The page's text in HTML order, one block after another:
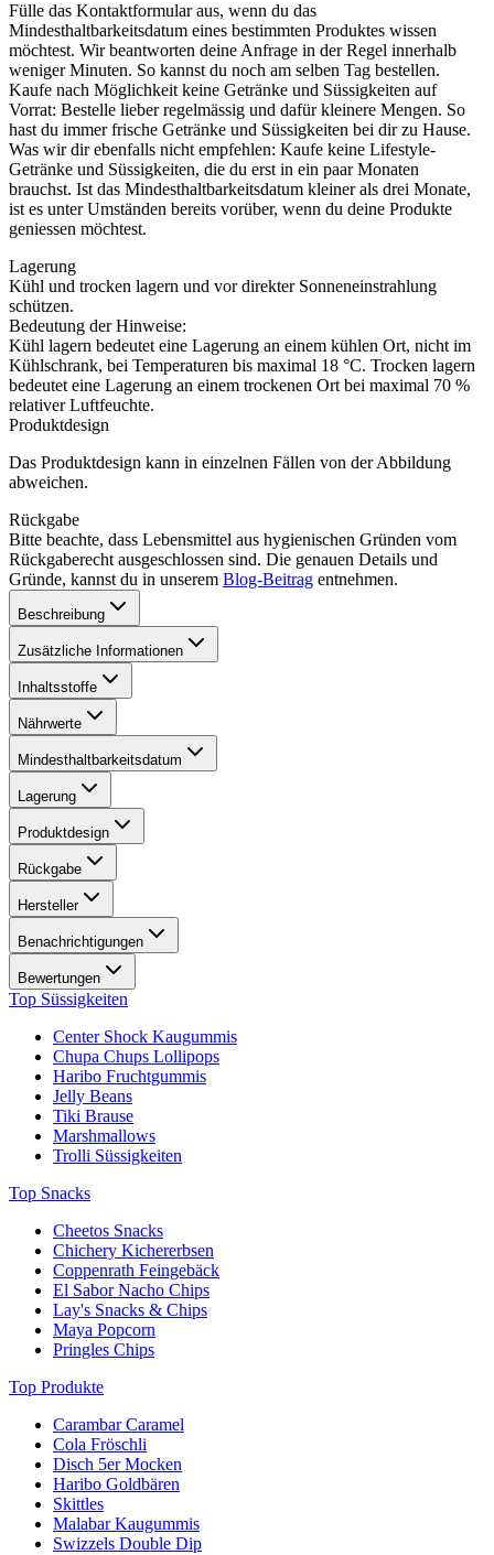
Fülle das Kontaktformular aus, wenn du das
Mindesthaltbarkeitsdatum eines bestimmten Produktes wissen
möchtest. Wir beantworten deine Anfrage in der Regel innerhalb
weniger Minuten. So kannst du noch am selben Tag bestellen.
Kaufe nach Möglichkeit keine Getränke und Süssigkeiten auf
Vorrat: Bestelle lieber regelmässig und dafür kleinere Mengen. So
hast du immer frische Getränke und Süssigkeiten bei dir zu Hause.
Was wir dir ebenfalls nicht empfehlen: Kaufe keine Lifestyle-
Getränke und Süssigkeiten, die du erst in ein paar Monaten
brauchst. Ist das Mindesthaltbarkeitsdatum kleiner als drei Monate,
ist es unter Umständen bereits vorüber, wenn du deine Produkte
geniessen möchtest.
Lagerung
Kühl und trocken lagern und vor direkter Sonneneinstrahlung
schützen.
Bedeutung der Hinweise:
Kühl lagern bedeutet eine Lagerung an einem kühlen Ort, nicht im
Kühlschrank, bei Temperaturen bis maximal 18 °C. Trocken lagern
bedeutet eine Lagerung an einem trockenen Ort bei maximal 70 %
relativer Luftfeuchte.
Produktdesign
Das Produktdesign kann in einzelnen Fällen von der Abbildung
abweichen.
Rückgabe
Bitte beachte, dass Lebensmittel aus hygienischen Gründen vom
Rückgaberecht ausgeschlossen sind. Die genauen Details und
Gründe, kannst du in unserem Blog-Beitrag entnehmen.
Beschreibung
Zusätzliche Informationen
Inhaltsstoffe
Nährwerte
Mindesthaltbarkeitsdatum
Lagerung
Produktdesign
Rückgabe
Hersteller
Benachrichtigungen
Bewertungen
Top Süssigkeiten
Center Shock Kaugummis
Chupa Chups Lollipops
Haribo Fruchtgummis
Jelly Beans
Tiki Brause
Marshmallows
Trolli Süssigkeiten
Top Snacks
Cheetos Snacks
Chichery Kichererbsen
Coppenrath Feingebäck
El Sabor Nacho Chips
Lay's Snacks & Chips
Maya Popcorn
Pringles Chips
Top Produkte
Carambar Caramel
Cola Fröschli
Disch 5er Mocken
Haribo Goldbären
Skittles
Malabar Kaugummis
Swizzels Double Dip